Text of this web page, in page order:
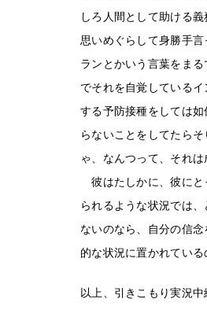
しろ人間として助ける
思いめぐらして身勝手
ランとかいう言葉をま
でそれを自覚している
する予防接種をしては
らないことをしてたら
ゃ、なんつって、それは
彼はたしかに、彼に
られるような状況では
ないのなら、自分の信
的な状況に置かれている
以上、引きこもり実況